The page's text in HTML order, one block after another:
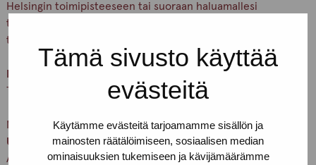
Tämä sivusto käyttää
evästeitä
Käytämme evästeitä tarjoamamme sisällön ja
mainosten räätälöimiseen, sosiaalisen median
ominaisuuksien tukemiseen ja kävijämäärämme
Helsingin toimipisteeseen tai suoraan haluamallesi
työntekijälle. Voit myös sopia ajanvarauksesta Drop in -
työntekijän kanssa.
Kaikki palvelumme ovat nimettömiä ja maksuttomia.
Tule rohkeasti sellaisena kuin olet!
Meidät löydät osoitteesta:
Urho Kekkosen katu 4–6 B, 5. kerros.
Alaoven summerissa lukeePro-tukipiste– paina nappia ja